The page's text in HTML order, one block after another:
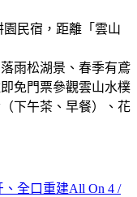
雨松湖景、春季有鳶
免門票參觀雲山水樸
下午茶、早餐）、花
全口重建All On 4 /